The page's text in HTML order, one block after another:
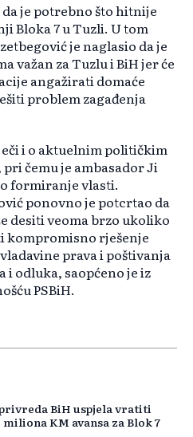
je potrebno što hitnije
Bloka 7 u Tuzli. U tom
je naglasio da je
važan za Tuzlu i BiH jer će
angažirati domaće
problem zagađenja
i o aktuelnim političkim
čemu je ambasador Ji
formiranje vlasti.
ponovno je potcrtao da
desiti veoma brzo ukoliko
kompromisno rješenje
prava i poštivanja
odluka, saopćeno je iz
PSBiH.
BiH uspjela vratiti
miliona KM avansa za Blok 7